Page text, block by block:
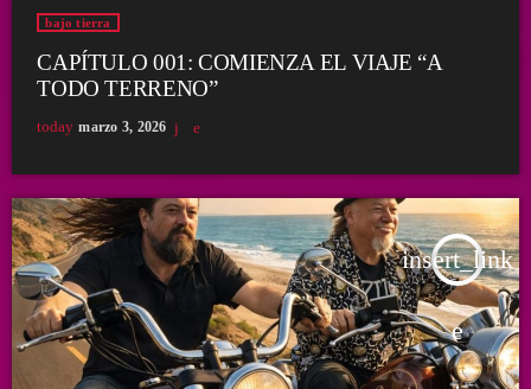
bajo tierra
CAPÍTULO 001: COMIENZA EL VIAJE “A
TODO TERRENO”
today marzo 3, 2026
insert_link